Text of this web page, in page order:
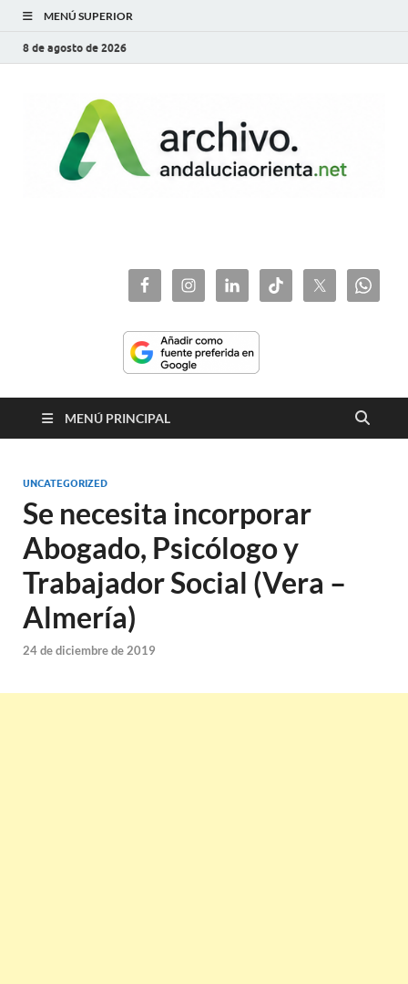
MENÚ SUPERIOR
8 de agosto de 2026
MENÚ PRINCIPAL
UNCATEGORIZED
Se necesita incorporar
Abogado, Psicólogo y
Trabajador Social (Vera –
Almería)
24 de diciembre de 2019